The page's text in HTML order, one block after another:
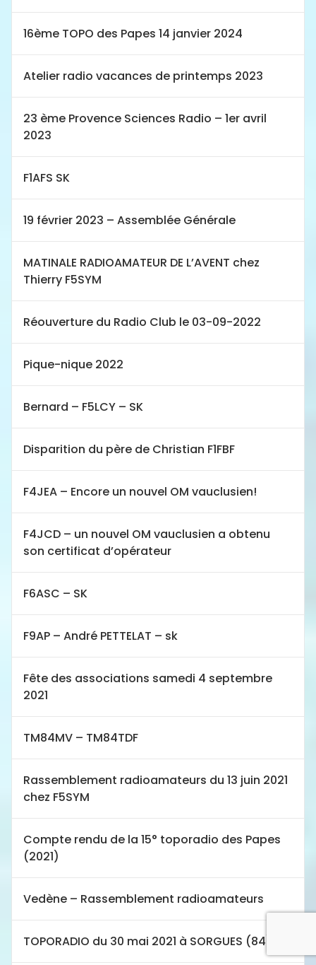
16ème TOPO des Papes 14 janvier 2024
Atelier radio vacances de printemps 2023
23 ème Provence Sciences Radio – 1er avril
2023
F1AFS SK
19 février 2023 – Assemblée Générale
MATINALE RADIOAMATEUR DE L’AVENT chez
Thierry F5SYM
Réouverture du Radio Club le 03-09-2022
Pique-nique 2022
Bernard – F5LCY – SK
Disparition du père de Christian F1FBF
F4JEA – Encore un nouvel OM vauclusien!
F4JCD – un nouvel OM vauclusien a obtenu
son certificat d’opérateur
F6ASC – SK
F9AP – André PETTELAT – sk
Fête des associations samedi 4 septembre
2021
TM84MV – TM84TDF
Rassemblement radioamateurs du 13 juin 2021
chez F5SYM
Compte rendu de la 15° toporadio des Papes
(2021)
Vedène – Rassemblement radioamateurs
TOPORADIO du 30 mai 2021 à SORGUES (84)